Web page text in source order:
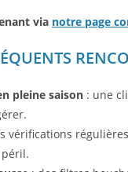
via notre page
pleine saison : une
vérifications